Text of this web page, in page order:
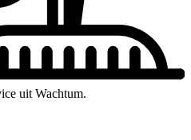
uit Wachtum.